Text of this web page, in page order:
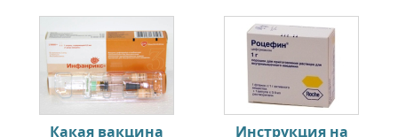
Какая вакцина
Инструкция на